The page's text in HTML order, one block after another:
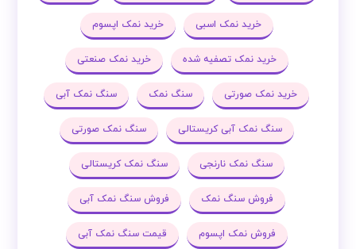
خرید نمک اسبی خرید نمک اپسوم
خرید نمک تصفیه شده خرید نمک صنعتی
خرید نمک صورتی سنگ نمک سنگ نمک آبی
سنگ نمک آبی کریستالی سنگ نمک صورتی
سنگ نمک نارنجی سنگ نمک کریستالی
فروش سنگ نمک فروش سنگ نمک آبی
فروش نمک اپسوم قیمت سنگ نمک آبی